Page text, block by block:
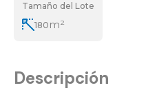
Tamaño del Lote
180 m²
Descripción